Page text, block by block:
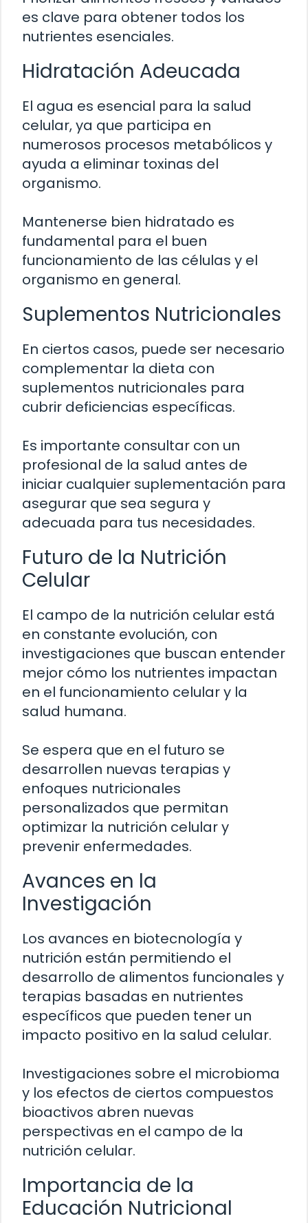
es clave para obtener todos los
nutrientes esenciales.
Hidratación Adeucada
El agua es esencial para la salud
celular, ya que participa en
numerosos procesos metabólicos y
ayuda a eliminar toxinas del
organismo.
Mantenerse bien hidratado es
fundamental para el buen
funcionamiento de las células y el
organismo en general.
Suplementos Nutricionales
En ciertos casos, puede ser necesario
complementar la dieta con
suplementos nutricionales para
cubrir deficiencias específicas.
Es importante consultar con un
profesional de la salud antes de
iniciar cualquier suplementación para
asegurar que sea segura y
adecuada para tus necesidades.
Futuro de la Nutrición
Celular
El campo de la nutrición celular está
en constante evolución, con
investigaciones que buscan entender
mejor cómo los nutrientes impactan
en el funcionamiento celular y la
salud humana.
Se espera que en el futuro se
desarrollen nuevas terapias y
enfoques nutricionales
personalizados que permitan
optimizar la nutrición celular y
prevenir enfermedades.
Avances en la
Investigación
Los avances en biotecnología y
nutrición están permitiendo el
desarrollo de alimentos funcionales y
terapias basadas en nutrientes
específicos que pueden tener un
impacto positivo en la salud celular.
Investigaciones sobre el microbioma
y los efectos de ciertos compuestos
bioactivos abren nuevas
perspectivas en el campo de la
nutrición celular.
Importancia de la
Educación Nutricional